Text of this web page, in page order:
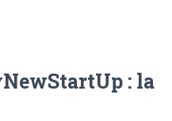
: la